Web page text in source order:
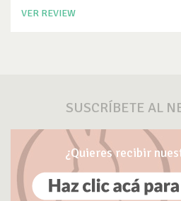
VER REVIEW
SUSCRÍBETE AL
¿Quieres recibir